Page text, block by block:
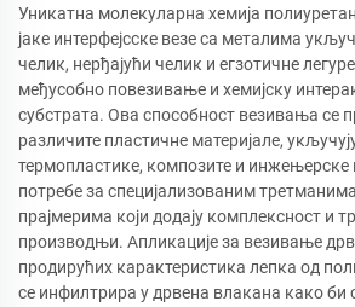
Уникатна молекуларна хемија
јаке интерфејсске везе са металима
челик, нерђајући челик и егзотичне
међусобно повезивање и хемијску
субстрата. Ова способност везивања се
различите пластичне материјале,
термопластике, композите и инжењерске
потребе за специјализованим
прајмерима који додају комплексност и
производњи. Апликације за везивање
продирућих карактеристика лепка од
се инфилтрира у дрвена влакана како би